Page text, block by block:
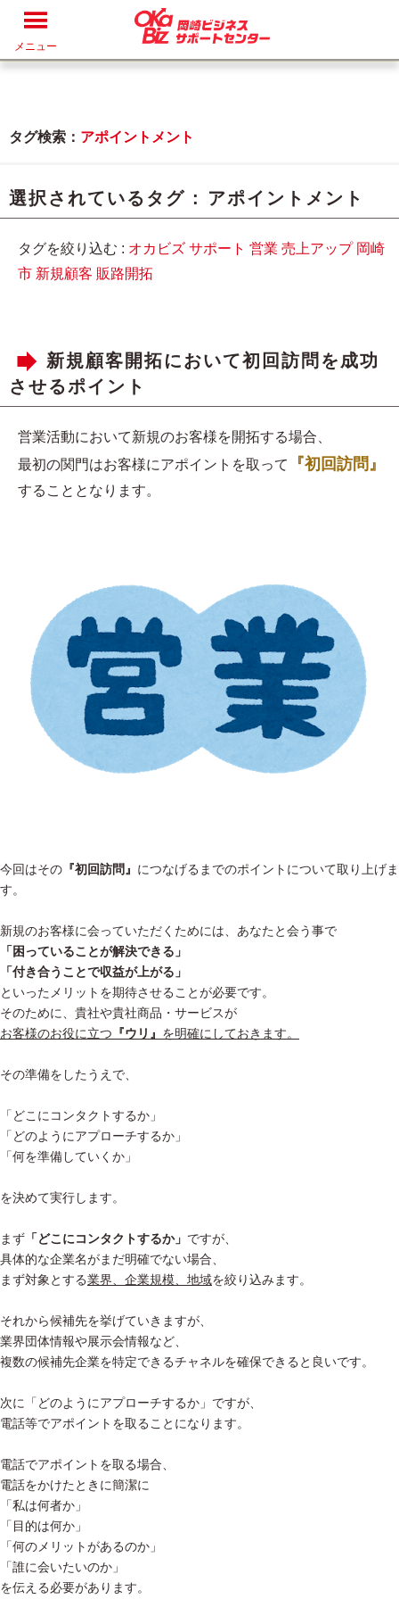
メニュー
タグ検索： アポイントメント
選択されているタグ : アポイントメント
タグを絞り込む : オカビズ サポート 営業 売上アップ 岡崎
市 新規顧客 販路開拓
新規顧客開拓において初回訪問を成功
させるポイント
営業活動において新規のお客様を開拓する場合、
最初の関門はお客様にアポイントを取って
『初回訪問』
することとなります。
今回はその 『初回訪問』 につなげるまでのポイントについて取り上げま
す。
新規のお客様に会っていただくためには、あなたと会う事で
「困っていることが解決できる」
「付き合うことで収益が上がる」
といったメリットを期待させることが必要です。
そのために、貴社や貴社商品・サービスが
お客様のお役に立つ 『ウリ』 を明確にしておきます。
その準備をしたうえで、
「どこにコンタクトするか」
「どのようにアプローチするか」
「何を準備していくか」
を決めて実行します。
まず 「どこにコンタクトするか」 ですが、
具体的な企業名がまだ明確でない場合、
まず対象とする業界、企業規模、地域を絞り込みます。
それから候補先を挙げていきますが、
業界団体情報や展示会情報など、
複数の候補先企業を特定できるチャネルを確保できると良いです。
次に「どのようにアプローチするか」ですが、
電話等でアポイントを取ることになります。
電話でアポイントを取る場合、
電話をかけたときに簡潔に
「私は何者か」
「目的は何か」
「何のメリットがあるのか」
「誰に会いたいのか」
を伝える必要があります。